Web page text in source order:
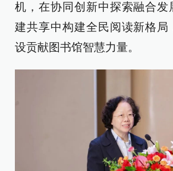
机，在协同创新中探索融合发
建共享中构建全民阅读新格局
设贡献图书馆智慧力量。